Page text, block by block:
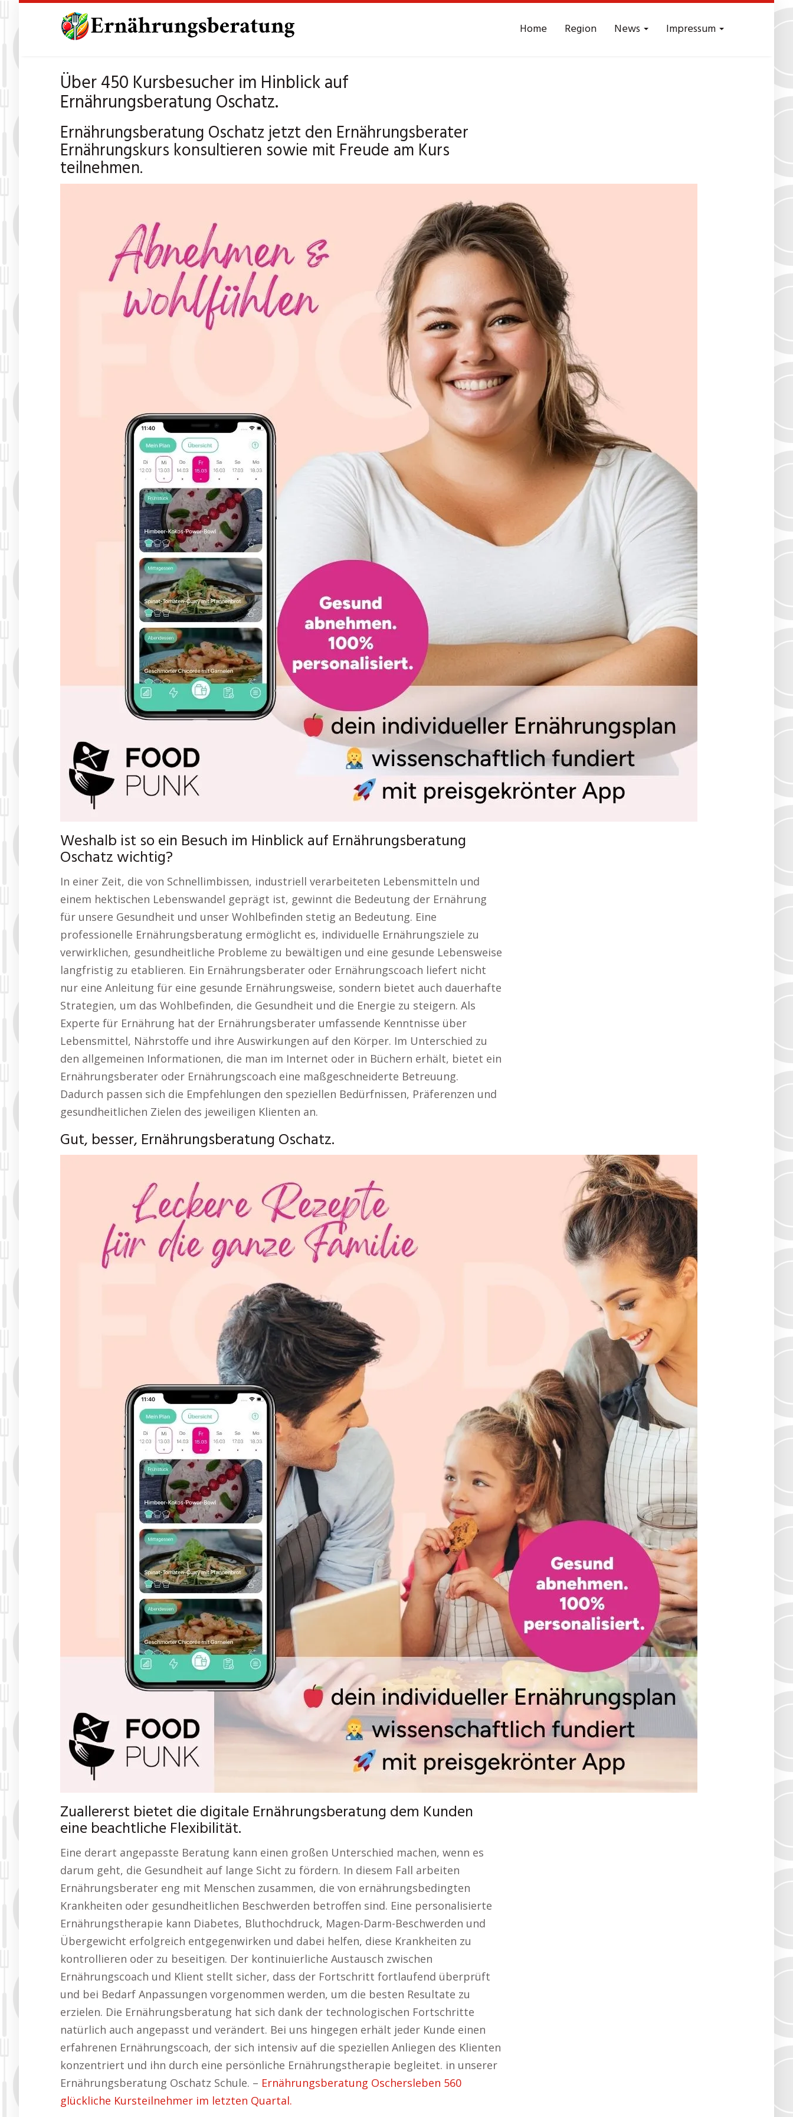
Home Region News Impressum
Über 450 Kursbesucher im Hinblick auf
Ernährungsberatung Oschatz.
Ernährungsberatung Oschatz jetzt den Ernährungsberater
Ernährungskurs konsultieren sowie mit Freude am Kurs
teilnehmen.
Weshalb ist so ein Besuch im Hinblick auf Ernährungsberatung
Oschatz wichtig?
In einer Zeit, die von Schnellimbissen, industriell verarbeiteten Lebensmitteln und
einem hektischen Lebenswandel geprägt ist, gewinnt die Bedeutung der Ernährung
für unsere Gesundheit und unser Wohlbefinden stetig an Bedeutung. Eine
professionelle Ernährungsberatung ermöglicht es, individuelle Ernährungsziele zu
verwirklichen, gesundheitliche Probleme zu bewältigen und eine gesunde Lebensweise
langfristig zu etablieren. Ein Ernährungsberater oder Ernährungscoach liefert nicht
nur eine Anleitung für eine gesunde Ernährungsweise, sondern bietet auch dauerhafte
Strategien, um das Wohlbefinden, die Gesundheit und die Energie zu steigern. Als
Experte für Ernährung hat der Ernährungsberater umfassende Kenntnisse über
Lebensmittel, Nährstoffe und ihre Auswirkungen auf den Körper. Im Unterschied zu
den allgemeinen Informationen, die man im Internet oder in Büchern erhält, bietet ein
Ernährungsberater oder Ernährungscoach eine maßgeschneiderte Betreuung.
Dadurch passen sich die Empfehlungen den speziellen Bedürfnissen, Präferenzen und
gesundheitlichen Zielen des jeweiligen Klienten an.
Gut, besser, Ernährungsberatung Oschatz.
Zuallererst bietet die digitale Ernährungsberatung dem Kunden
eine beachtliche Flexibilität.
Eine derart angepasste Beratung kann einen großen Unterschied machen, wenn es
darum geht, die Gesundheit auf lange Sicht zu fördern. In diesem Fall arbeiten
Ernährungsberater eng mit Menschen zusammen, die von ernährungsbedingten
Krankheiten oder gesundheitlichen Beschwerden betroffen sind. Eine personalisierte
Ernährungstherapie kann Diabetes, Bluthochdruck, Magen-Darm-Beschwerden und
Übergewicht erfolgreich entgegenwirken und dabei helfen, diese Krankheiten zu
kontrollieren oder zu beseitigen. Der kontinuierliche Austausch zwischen
Ernährungscoach und Klient stellt sicher, dass der Fortschritt fortlaufend überprüft
und bei Bedarf Anpassungen vorgenommen werden, um die besten Resultate zu
erzielen. Die Ernährungsberatung hat sich dank der technologischen Fortschritte
natürlich auch angepasst und verändert. Bei uns hingegen erhält jeder Kunde einen
erfahrenen Ernährungscoach, der sich intensiv auf die speziellen Anliegen des Klienten
konzentriert und ihn durch eine persönliche Ernährungstherapie begleitet. in unserer
Ernährungsberatung Oschatz Schule. – Ernährungsberatung Oschersleben 560
glückliche Kursteilnehmer im letzten Quartal.